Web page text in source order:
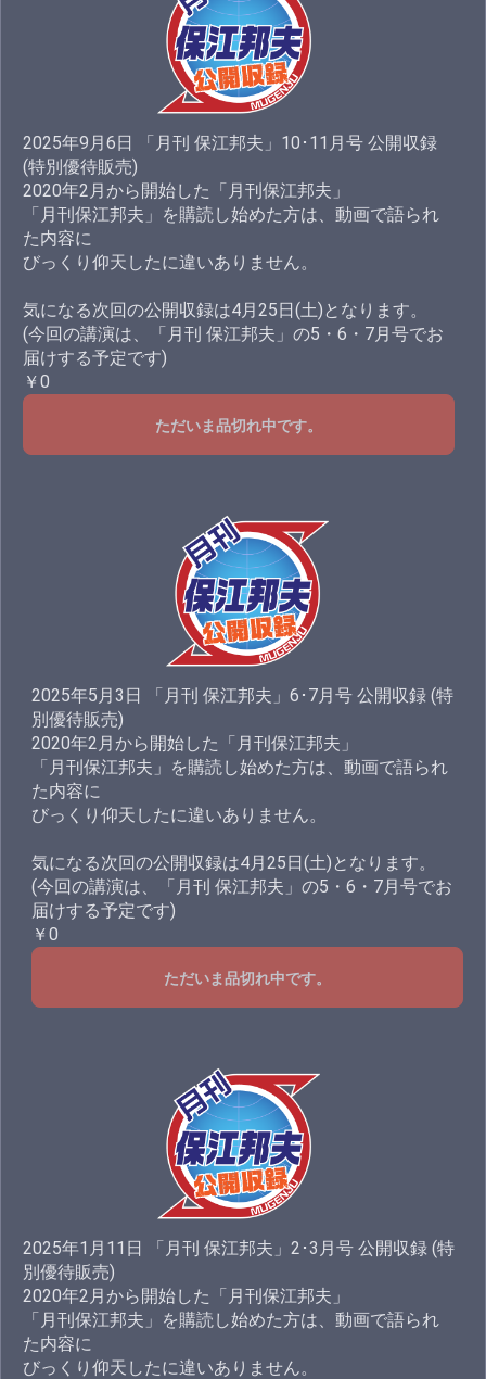
2025年9月6日 「月刊 保江邦夫」10･11月号 公開収録
(特別優待販売)
2020年2月から開始した「月刊保江邦夫」
「月刊保江邦夫」を購読し始めた方は、動画で語られ
た内容に
びっくり仰天したに違いありません。
気になる次回の公開収録は4月25日(土)となります。
(今回の講演は、「月刊 保江邦夫」の5・6・7月号でお
届けする予定です)
￥0
ただいま品切れ中です。
2025年5月3日 「月刊 保江邦夫」6･7月号 公開収録 (特
別優待販売)
2020年2月から開始した「月刊保江邦夫」
「月刊保江邦夫」を購読し始めた方は、動画で語られ
た内容に
びっくり仰天したに違いありません。
気になる次回の公開収録は4月25日(土)となります。
(今回の講演は、「月刊 保江邦夫」の5・6・7月号でお
届けする予定です)
￥0
ただいま品切れ中です。
2025年1月11日 「月刊 保江邦夫」2･3月号 公開収録 (特
別優待販売)
2020年2月から開始した「月刊保江邦夫」
「月刊保江邦夫」を購読し始めた方は、動画で語られ
た内容に
びっくり仰天したに違いありません。